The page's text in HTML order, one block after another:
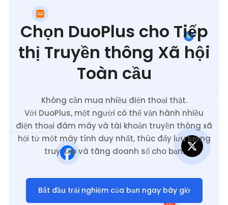
Chọn DuoPlus cho Tiếp
thị Truyền thông Xã hội
Toàn cầu
Không cần mua nhiều điện thoại thật.
Với DuoPlus, một người có thể vận hành nhiều
điện thoại đám mây và tài khoản truyền thông xã
hội từ một máy tính duy nhất, thúc đẩy lưu lượng
truy cập và tăng doanh số cho bạn.
Bắt đầu trải nghiệm của bạn ngay bây giờ